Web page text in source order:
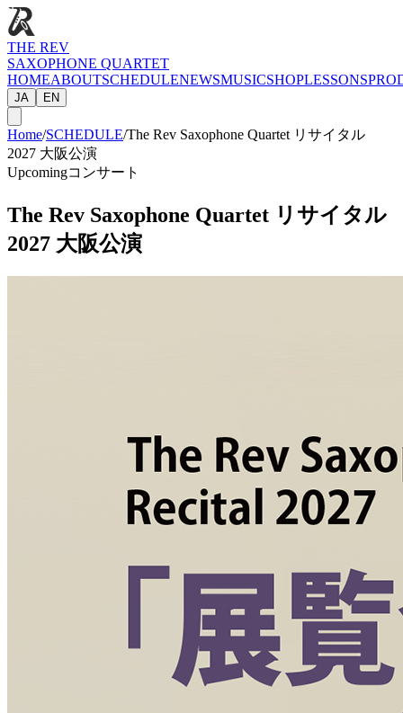
THE REV
SAXOPHONE QUARTET
HOMEABOUTSCHEDULENEWSMUSICSHOPLESSONS
JA EN
Home/SCHEDULE/The Rev Saxophone Quartet リサイタル
2027 大阪公演
Upcomingコンサート
The Rev Saxophone Quartet リサイタル
2027 大阪公演